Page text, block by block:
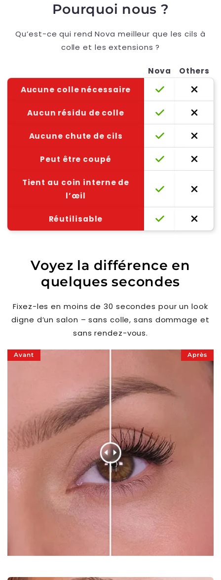
Pourquoi nous ?
Qu’est-ce qui rend Nova meilleur que les cils à
colle et les extensions ?
Nova
Others
Aucune colle nécessaire
Aucun résidu de colle
Aucune chute de cils
Peut être coupé
Tient au coin interne de
l’œil
Réutilisable
Voyez la différence en
quelques secondes
Fixez-les en moins de 30 secondes pour un look
digne d’un salon – sans colle, sans dommage et
sans rendez-vous.
Avant Après